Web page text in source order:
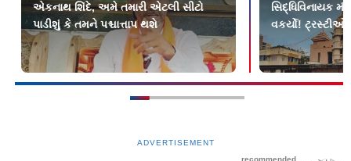
એકનાથ શિંદે, અમે તમારી એટલી સીટો
પાડીશું કે તમને પશ્ચાત્તાપ થશે
સિદ્ધિવિનાયક
વકર્યો!
ADVERTISEMENT